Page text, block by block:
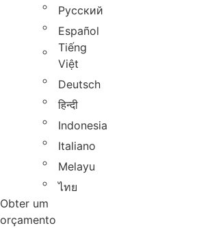
Русский
Español
Tiếng
Việt
Deutsch
हिन्दी
Indonesia
Italiano
Melayu
ไทย
Obter um
orçamento